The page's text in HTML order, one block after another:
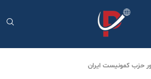
حزب کمونیست ایران